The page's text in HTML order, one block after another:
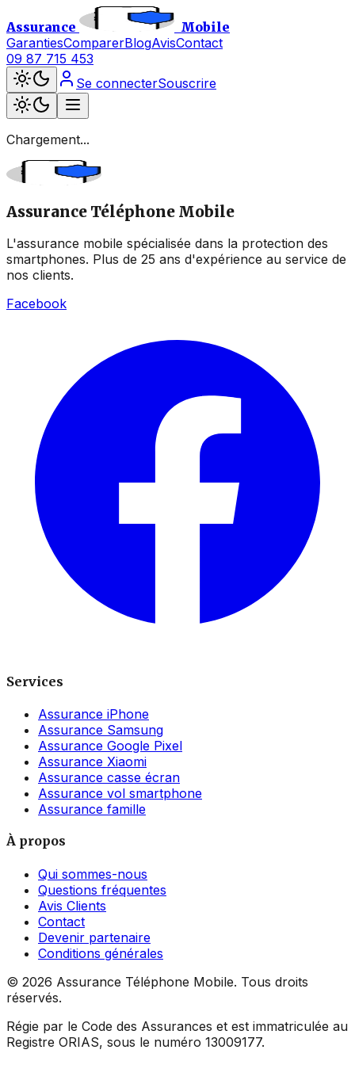
Assurance
Mobile
GarantiesComparerBlogAvisContact
09 87 715 453
Se connecterSouscrire
Chargement...
Assurance Téléphone Mobile
L'assurance mobile spécialisée dans la protection des
smartphones. Plus de 25 ans d'expérience au service de
nos clients.
Facebook
Services
Assurance iPhone
Assurance Samsung
Assurance Google Pixel
Assurance Xiaomi
Assurance casse écran
Assurance vol smartphone
Assurance famille
À propos
Qui sommes-nous
Questions fréquentes
Avis Clients
Contact
Devenir partenaire
Conditions générales
© 2026 Assurance Téléphone Mobile. Tous droits
réservés.
Régie par le Code des Assurances et est immatriculée au
Registre ORIAS, sous le numéro 13009177.